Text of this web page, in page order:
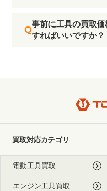
事前に工具の買取
すればいいですか？
買取対応カテゴリ
電動工具買取
エンジン工具買取